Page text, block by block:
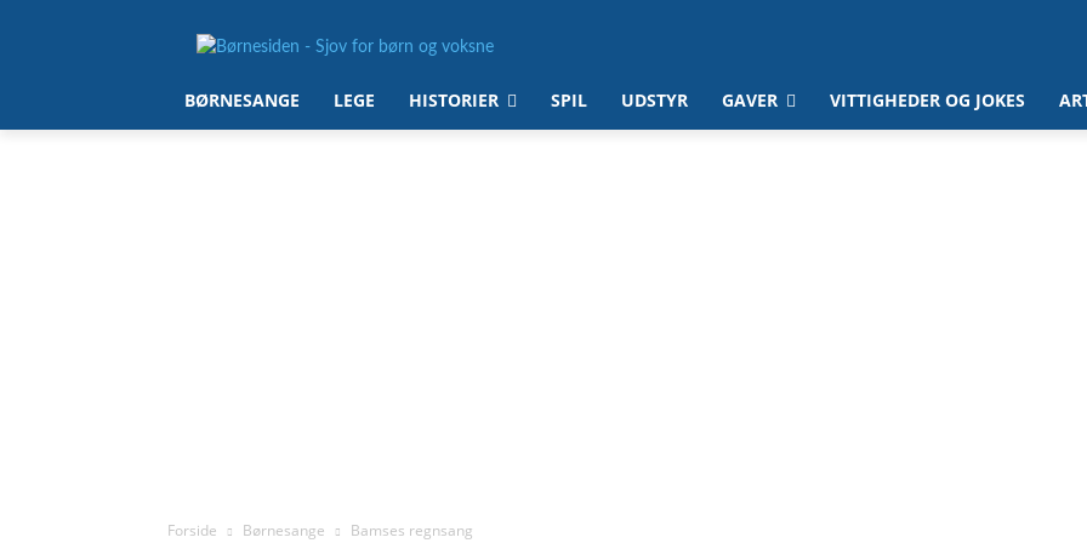
BØRNESANGE LEGE HISTORIER SPIL UDSTYR GAVER VITTIGHEDER OG JOKES
Forside Børnesange Bamses regnsang